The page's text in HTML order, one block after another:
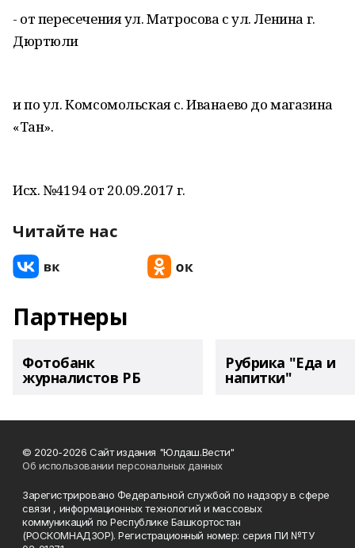
- от пересечения ул. Матросова с ул. Ленина г.
Дюртюли
и по ул. Комсомольская с. Иванаево до магазина
«Тан».
Исх. №4194 от 20.09.2017 г.
Читайте нас
Партнеры
Фотобанк
журналистов РБ
Рубрика "Еда и
напитки"
© 2020-2026 Сайт издания "Юлдаш.Вести"
Об использовании персональных данных
Зарегистрировано Федеральной службой по надзору в сфере
связи , информационных технологий и массовых
коммуникаций по Республике Башкортостан
(РОСКОМНАДЗОР). Регистрационный номер: серия ПИ №ТУ